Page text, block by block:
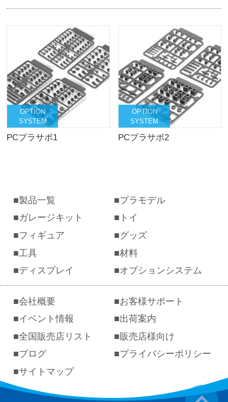
OPTION
SYSTEM
PCプラサポ1
OPTION
SYSTEM
PCプラサポ2
製品一覧
プラモデル
ガレージキット
トイ
フィギュア
グッズ
工具
材料
ディスプレイ
オプションシステム
会社概要
お客様サポート
イベント情報
出荷案内
全国販売店リスト
販売店様向け
ブログ
プライバシーポリシー
サイトマップ